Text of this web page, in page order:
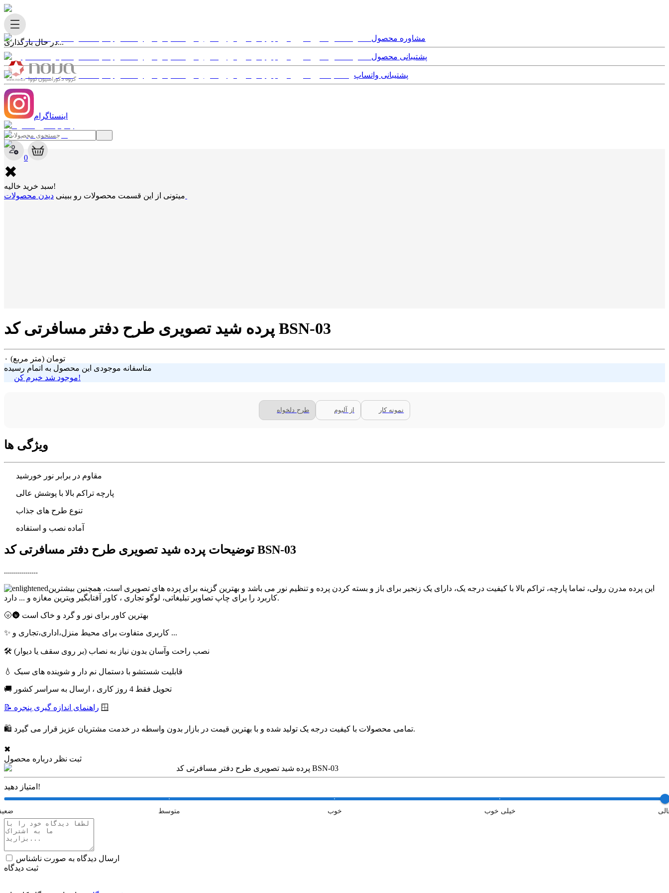
در حال بارگذاری...
✖
0
✖
سبد خرید خالیه!
میتونی از این قسمت محصولات رو ببینی
مشاوره محصول
پشتیبانی محصول
پشتیبانی واتساپ
اینستاگرام
پرده شید تصویری طرح دفتر مسافرتی کد BSN-03
۰ تومان (متر مربع)
متاسفانه موجودی این محصول به اتمام رسیده
موجود شد خبرم کن!
طرح دلخواه از آلبوم نمونه کار
ویژگی ها
مقاوم در برابر نور خورشید
پارچه تراکم بالا با پوشش عالی
تنوع طرح های جذاب
آماده نصب و استفاده
توضیحات پرده شید تصویری طرح دفتر مسافرتی کد BSN-03
.................
این پرده مدرن رولی، تماما پارچه، تراکم بالا با کیفیت درجه یک، دارای یک زنجیر برای باز و بسته کردن پرده و تنظیم نور می باشد و بهترین گزینه برای پرده های تصویری است، همچنین بیشترین
کاربرد را برای چاپ تصاویر تبلیغاتی، لوگو تجاری ، کاور آفتابگیر ویترین مغازه و ... دارد.
✨ کاربری متفاوت برای محیط منزل،اداری،تجاری و ...
🛠 نصب راحت وآسان بدون نیاز به نصاب (بر روی سقف یا دیوار)
💧 قابلیت شستشو با دستمال نم دار و شوینده های سبک
🚚 تحویل فقط 4 روز کاری ، ارسال به سراسر کشور
📝 راهنمای اندازه گیری پنجره 🪟
🛍 تمامی محصولات با کیفیت درجه یک تولید شده و با بهترین قیمت در بازار بدون واسطه در خدمت مشتریان عزیز قرار می گیرد.
✖
ثبت نظر درباره محصول
پرده شید تصویری طرح دفتر مسافرتی کد BSN-03
امتیاز دهید!
متوسط خوب خیلی خوب
ارسال دیدگاه به صورت ناشناس
ثبت دیدگاه